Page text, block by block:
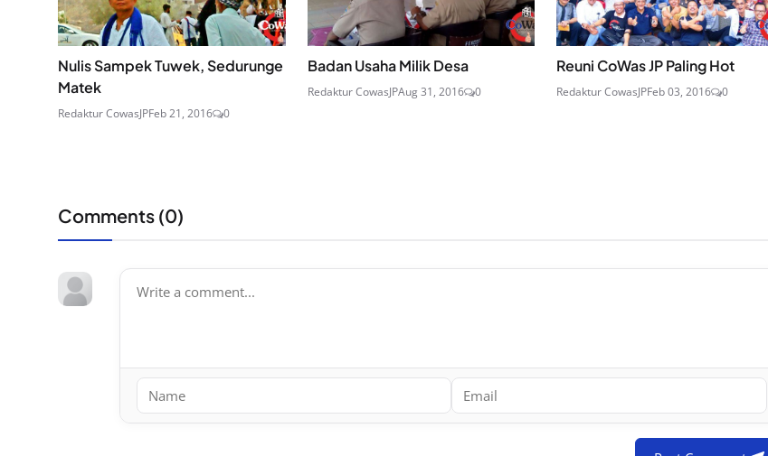
Nulis Sampek Tuwek, Sedurunge
Matek
Redaktur CowasJPFeb 21, 2016 0
Badan Usaha Milik Desa
Redaktur CowasJPAug 31, 2016 0
Reuni CoWas JP Paling Hot
Redaktur CowasJPFeb 03, 2016 0
Comments (0)